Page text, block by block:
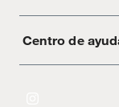
Acerca de Crate
Centro de